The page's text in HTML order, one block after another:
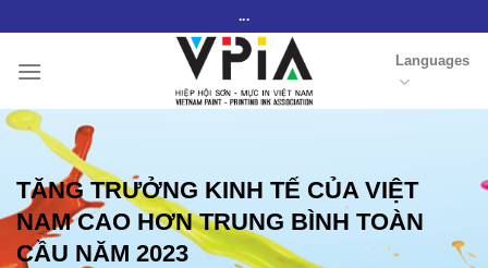
content
...
Languages
TĂNG TRƯỞNG KINH TẾ CỦA VIỆT
NAM CAO HƠN TRUNG BÌNH TOÀN
CẦU NĂM 2023